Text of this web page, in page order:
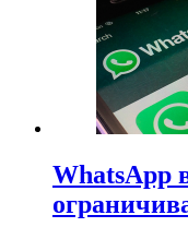
WhatsApp